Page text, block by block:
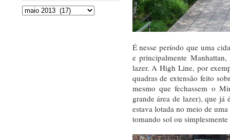
É nesse período que uma
e principalmente
lazer. A High Line, por
quadras de extensão feito
mesmo que fechassem o
grande área de lazer), que já
estava lotada no meio de
tomando sol ou
Arquivos